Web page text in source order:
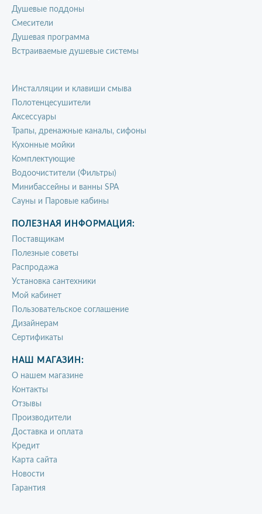
Душевые поддоны
Смесители
Душевая программа
Встраиваемые душевые системы
Инсталляции и клавиши смыва
Полотенцесушители
Аксессуары
Трапы, дренажные каналы, сифоны
Кухонные мойки
Комплектующие
Водоочистители (Фильтры)
Минибассейны и ванны SPA
Сауны и Паровые кабины
ПОЛЕЗНАЯ ИНФОРМАЦИЯ:
Поставщикам
Полезные советы
Распродажа
Установка сантехники
Мой кабинет
Пользовательское соглашение
Дизайнерам
Сертификаты
НАШ МАГАЗИН:
О нашем магазине
Контакты
Отзывы
Производители
Доставка и оплата
Кредит
Карта сайта
Новости
Гарантия